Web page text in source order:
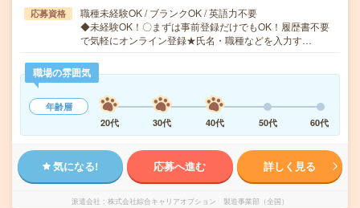
応募資格
職種未経験OK / ブランクOK / 英語力不要
◆未経験OK！〇まずは事前登録だけでもOK！履歴書不要
で気軽にオンライン登録★氏名・職種などを入力す…
職場の雰囲気
年齢層
20代
30代 40代 50代 60代
気になる! 応募へ進む 詳しく見る
派遣会社 株式会社綜合キャリアオプション 製造事業部（全国）